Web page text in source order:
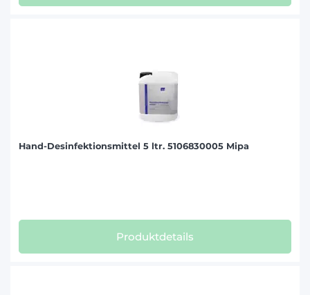
Hand-Desinfektionsmittel 5 ltr. 5106830005 Mipa
Produktdetails